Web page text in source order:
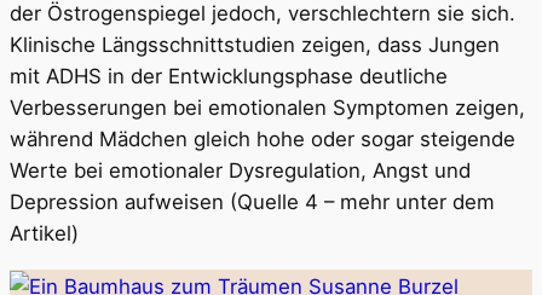
der Östrogenspiegel jedoch, verschlechtern sie sich.
Klinische Längsschnittstudien zeigen, dass Jungen
mit ADHS in der Entwicklungsphase deutliche
Verbesserungen bei emotionalen Symptomen zeigen,
während Mädchen gleich hohe oder sogar steigende
Werte bei emotionaler Dysregulation, Angst und
Depression aufweisen (Quelle 4 – mehr unter dem
Artikel)